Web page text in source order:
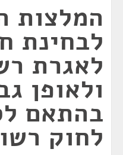
המלצות
לבחינת
לאגרת
ולאופן
לחוק